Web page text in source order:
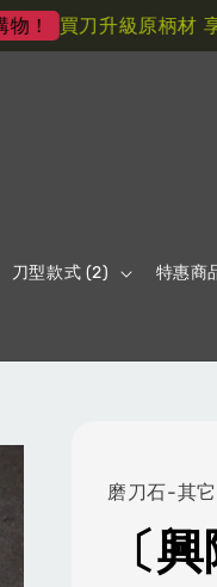
買刀升級原柄材 享折
刀型款式 (2) 特惠商
磨刀石-其
〔